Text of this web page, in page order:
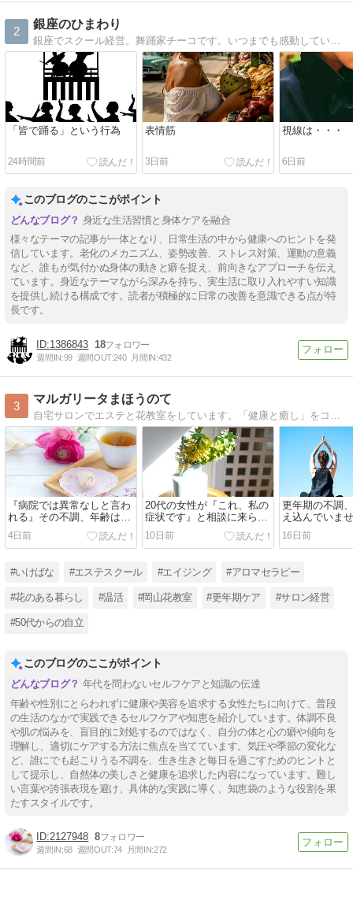
2
銀座のひまわり
銀座でスクール経営。舞踊家チーコです。いつまでも感動している大人でありたい!!!
「皆で踊る」という行為
24時間前
表情筋
3日前
視線は・・・
6日前
このブログのここがポイント
身近な生活習慣と身体ケアを融合
様々なテーマの記事が一体となり、日常生活の中から健康へのヒントを発
信しています。老化のメカニズム、姿勢改善、ストレス対策、運動の意義
など、誰もが気付かぬ身体の動きと癖を捉え、前向きなアプローチを伝え
ています。身近なテーマながら深みを持ち、実生活に取り入れやすい知識
を提供し続ける構成です。読者が積極的に日常の改善を意識できる点が特
長です。
1386843 18
週間IN:99 週間OUT:240 月間IN:432
3
マルガリータまほうのて
自宅サロンでエステと花教室をしています。「健康と癒し」をコンセプトに心も体も大事にするライフスタイルの提案。
『病院では異常なしと言わ
れる』その不調、年齢は関
係ありません。
4日前
20代の女性が『これ、私の
症状です』と相談に来られ
た理由
10日前
更年期の不調
え込んでいま
16日前
#いけばな #エステスクール #エイジング #アロマセラピー
#花のある暮らし #温活 #岡山花教室 #更年期ケア #サロン経営
#50代からの自立
このブログのここがポイント
年代を問わないセルフケアと知識の伝達
年齢や性別にとらわれずに健康や美容を追求する女性たちに向けて、普段
の生活のなかで実践できるセルフケアや知恵を紹介しています。体調不良
や肌の悩みを、盲目的に対処するのではなく、自分の体と心の癖や傾向を
理解し、適切にケアする方法に焦点を当てています。気圧や季節の変化な
ど、誰にでも起こりうる不調を、生き生きと毎日を過ごすためのヒントと
して提示し、自然体の美しさと健康を追求した内容になっています。難し
い言葉や誇張表現を避け、具体的な実践に導く、知恵袋のような役割を果
たすスタイルです。
2127948 8
週間IN:68 週間OUT:74 月間IN:272